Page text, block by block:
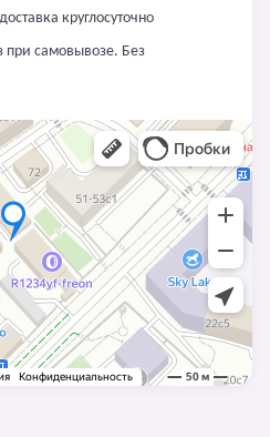
круглосуточно
при самовывозе. Без